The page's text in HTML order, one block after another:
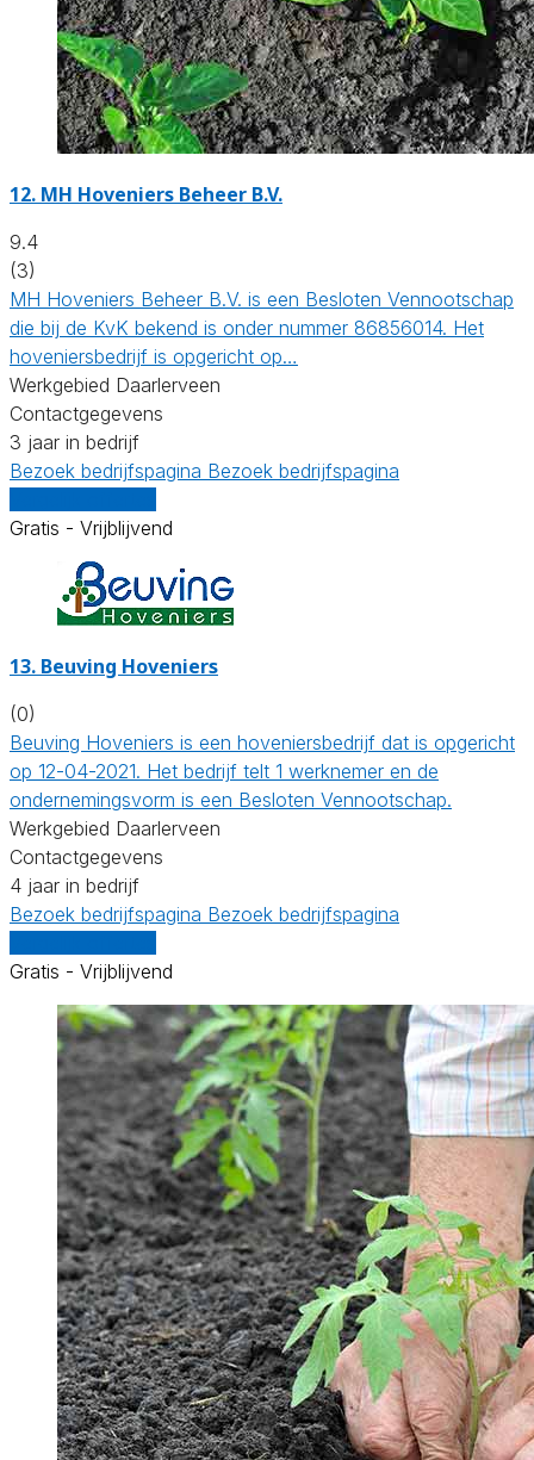
12. MH Hoveniers Beheer B.V.
9.4
(3)
MH Hoveniers Beheer B.V. is een Besloten Vennootschap
die bij de KvK bekend is onder nummer 86856014. Het
hoveniersbedrijf is opgericht op…
Werkgebied Daarlerveen
Contactgegevens
3 jaar in bedrijf
Bezoek bedrijfspagina Bezoek bedrijfspagina
Gratis - Vrijblijvend
13. Beuving Hoveniers
(0)
Beuving Hoveniers is een hoveniersbedrijf dat is opgericht
op 12-04-2021. Het bedrijf telt 1 werknemer en de
ondernemingsvorm is een Besloten Vennootschap.
Werkgebied Daarlerveen
Contactgegevens
4 jaar in bedrijf
Bezoek bedrijfspagina Bezoek bedrijfspagina
Gratis - Vrijblijvend